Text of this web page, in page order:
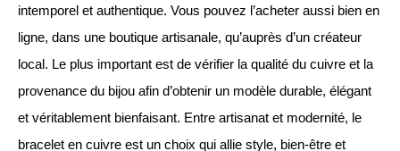
intemporel et authentique. Vous pouvez l’acheter aussi bien en
ligne, dans une boutique artisanale, qu’auprès d’un créateur
local. Le plus important est de vérifier la qualité du cuivre et la
provenance du bijou afin d’obtenir un modèle durable, élégant
et véritablement bienfaisant. Entre artisanat et modernité, le
bracelet en cuivre est un choix qui allie style, bien-être et